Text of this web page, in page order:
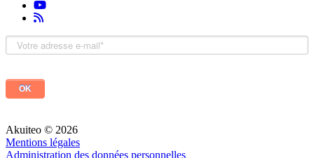
Akuiteo © 2026
Mentions légales
Administration des données personnelles